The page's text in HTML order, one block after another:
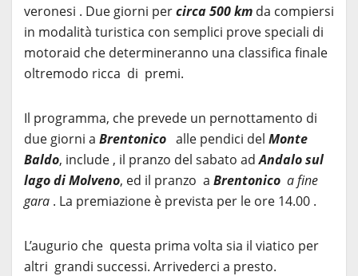
veronesi . Due giorni percirca 500 km da compiersi
in modalità turistica con semplici prove speciali di
motoraid che determineranno una classifica finale
oltremodo ricca di premi.
Il programma, che prevede un pernottamento di
due giorni a Brentonico alle pendici del Monte
Baldo, include , il pranzo del sabato adAndalo sul
lago di Molveno, ed il pranzo a Brentonico a fine
gara . La premiazione è prevista per le ore 14.00 .
L’augurio che questa prima volta sia il viatico per
altri grandi successi. Arrivederci a presto.